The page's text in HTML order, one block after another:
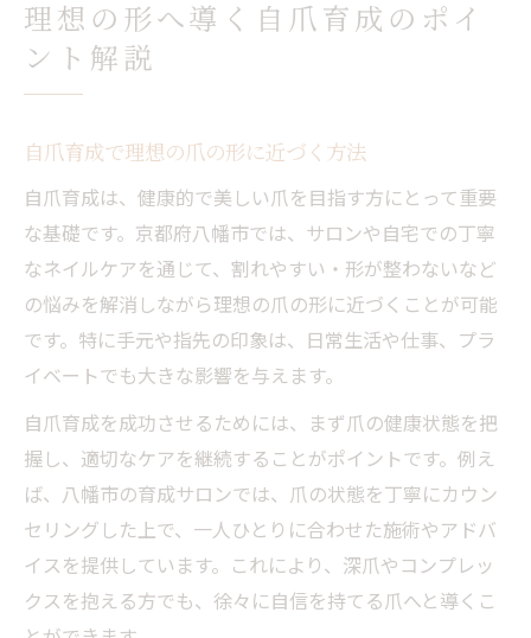
理想の形へ導く自爪育成のポイ
ント解説
自爪育成で理想の爪の形に近づく方法
自爪育成は、健康的で美しい爪を目指す方にとって重要
な基礎です。京都府八幡市では、サロンや自宅での丁寧
なネイルケアを通じて、割れやすい・形が整わないなど
の悩みを解消しながら理想の爪の形に近づくことが可能
です。特に手元や指先の印象は、日常生活や仕事、プラ
イベートでも大きな影響を与えます。
自爪育成を成功させるためには、まず爪の健康状態を把
握し、適切なケアを継続することがポイントです。例え
ば、八幡市の育成サロンでは、爪の状態を丁寧にカウン
セリングした上で、一人ひとりに合わせた施術やアドバ
イスを提供しています。これにより、深爪やコンプレッ
クスを抱える方でも、徐々に自信を持てる爪へと導くこ